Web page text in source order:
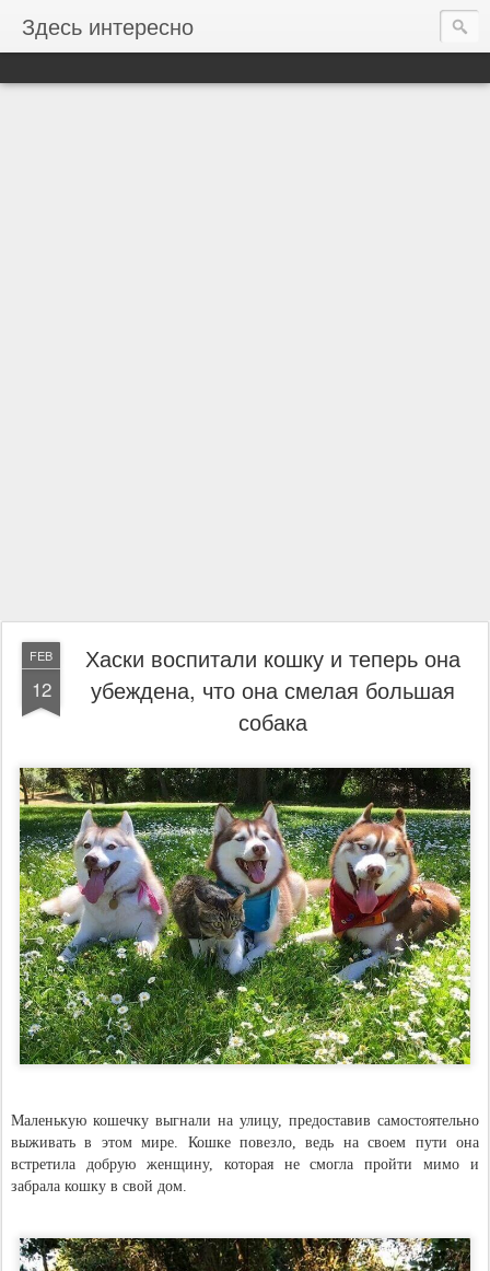
Здесь интересно
FEB
12
Хаски воспитали кошку и теперь она
убеждена, что она смелая большая
собака
Маленькую кошечку выгнали на улицу, предоставив самостоятельно
выживать в этом мире. Кошке повезло, ведь на своем пути она
встретила добрую женщину, которая не смогла пройти мимо и
забрала кошку в свой дом.